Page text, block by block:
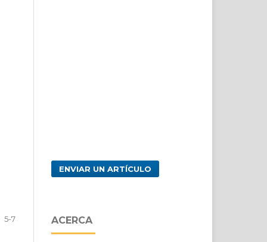
5-7
ENVIAR UN ARTÍCULO
ACERCA